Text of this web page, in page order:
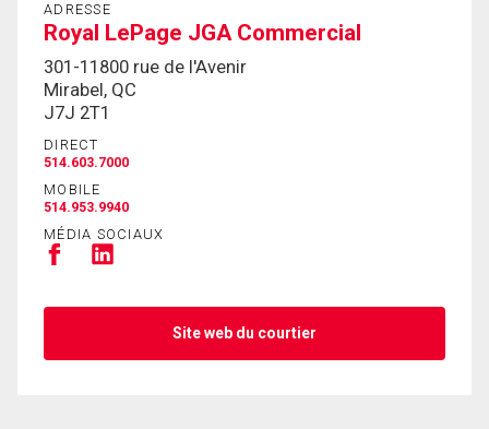
ADRESSE
Royal LePage JGA Commercial
301-11800 rue de l'Avenir
Mirabel, QC
J7J 2T1
DIRECT
514.603.7000
MOBILE
514.953.9940
MÉDIA SOCIAUX
Site web du courtier